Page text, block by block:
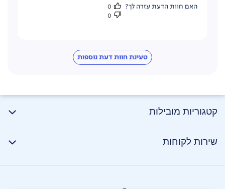
האם חוות הדעת עזרה לך?
0
0
טעינת חוות דעת נוספות
קטגוריות מובילות
שירות לקוחות